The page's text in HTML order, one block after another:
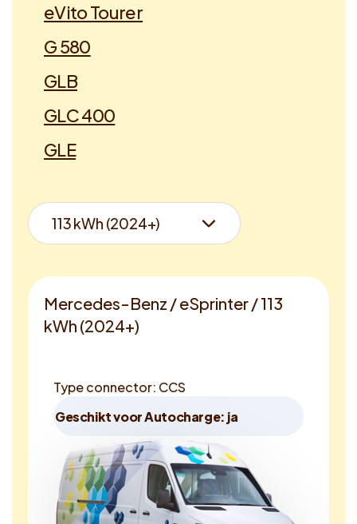
eVito Tourer
G 580
GLB
GLC 400
GLE
Mercedes-Benz / eSprinter / 113
kWh (2024+)
Type connector: CCS
Geschikt voor Autocharge: ja